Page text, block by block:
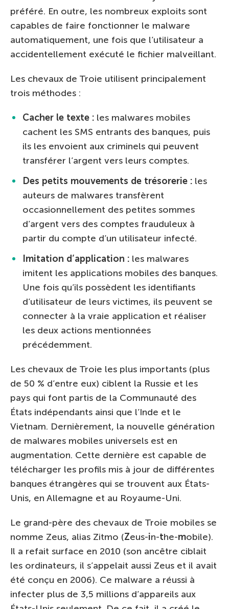
préféré. En outre, les nombreux exploits sont
capables de faire fonctionner le malware
automatiquement, une fois que l’utilisateur a
accidentellement exécuté le fichier malveillant.
Les chevaux de Troie utilisent principalement
trois méthodes :
Cacher le texte : les malwares mobiles
cachent les SMS entrants des banques, puis
ils les envoient aux criminels qui peuvent
transférer l’argent vers leurs comptes.
Des petits mouvements de trésorerie : les
auteurs de malwares transfèrent
occasionnellement des petites sommes
d’argent vers des comptes frauduleux à
partir du compte d’un utilisateur infecté.
Imitation d’application : les malwares
imitent les applications mobiles des banques.
Une fois qu’ils possèdent les identifiants
d’utilisateur de leurs victimes, ils peuvent se
connecter à la vraie application et réaliser
les deux actions mentionnées
précédemment.
Les chevaux de Troie les plus importants (plus
de 50 % d’entre eux) ciblent la Russie et les
pays qui font partis de la Communauté des
États indépendants ainsi que l’Inde et le
Vietnam. Dernièrement, la nouvelle génération
de malwares mobiles universels est en
augmentation. Cette dernière est capable de
télécharger les profils mis à jour de différentes
banques étrangères qui se trouvent aux États-
Unis, en Allemagne et au Royaume-Uni.
Le grand-père des chevaux de Troie mobiles se
nomme Zeus, alias Zitmo (Zeus-in-the-mobile).
Il a refait surface en 2010 (son ancêtre ciblait
les ordinateurs, il s’appelait aussi Zeus et il avait
été conçu en 2006). Ce malware a réussi à
infecter plus de 3,5 millions d’appareils aux